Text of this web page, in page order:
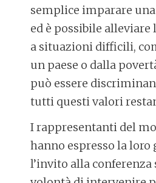
semplice imparare
ed è possibile alleviare
a situazioni difficili,
un paese o dalla
può essere
tutti questi valori
I rappresentanti del
hanno espresso la
l’invito alla conferenza